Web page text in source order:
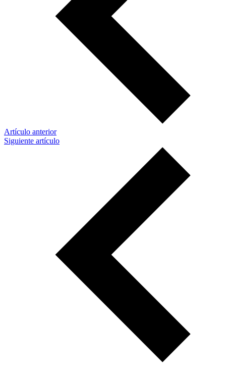
Artículo anterior
Siguiente artículo